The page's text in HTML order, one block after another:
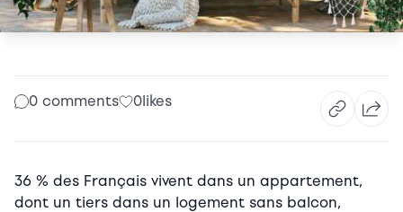
0 comments 0likes
36 % des Français vivent dans un appartement,
dont un tiers dans un logement sans balcon,